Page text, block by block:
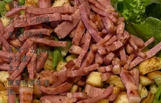
電池
ガソリン削減
電気代削減
長崎ヴェルカ
を応援してい
ます！
廃棄物収集運
搬